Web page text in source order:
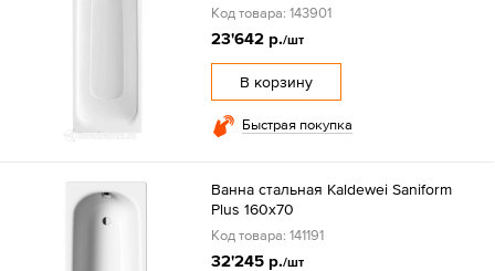
Код товара: 143901
23'642 р./шт
В корзину
Быстрая покупка
Ванна стальная Kaldewei Saniform
Plus 160х70
Код товара: 141191
32'245 р./шт